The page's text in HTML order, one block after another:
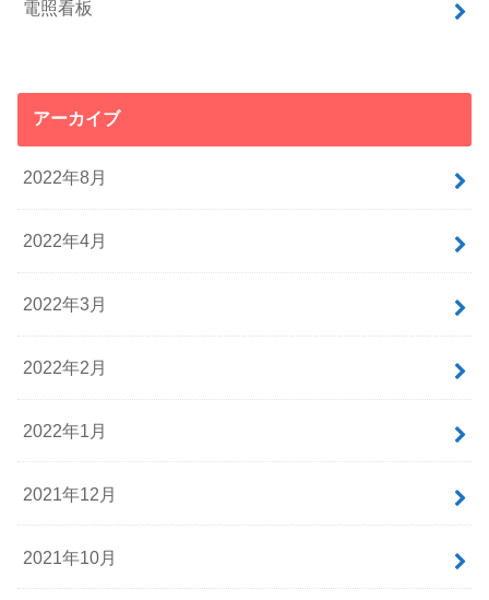
電照看板
アーカイブ
2022年8月
2022年4月
2022年3月
2022年2月
2022年1月
2021年12月
2021年10月